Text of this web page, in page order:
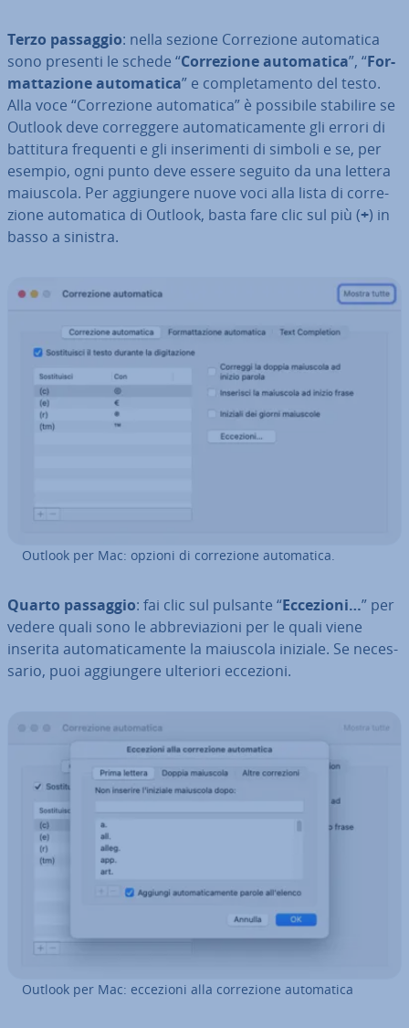
Terzo passaggio: nella sezione Cor­re­zio­ne au­to­ma­ti­ca
sono presenti le schede “Cor­re­zio­ne au­to­ma­ti­ca”, “For­
mat­ta­zio­ne au­to­ma­ti­ca” e com­ple­ta­men­to del testo.
Alla voce “Cor­re­zio­ne au­to­ma­ti­ca” è possibile stabilire se
Outlook deve cor­reg­ge­re au­to­ma­ti­ca­men­te gli errori di
battitura frequenti e gli in­se­ri­men­ti di simboli e se, per
esempio, ogni punto deve essere seguito da una lettera
maiuscola. Per ag­giun­ge­re nuove voci alla lista di cor­re­
zio­ne au­to­ma­ti­ca di Outlook, basta fare clic sul più (+) in
basso a sinistra.
Outlook per Mac: opzioni di cor­re­zio­ne au­to­ma­ti­ca.
Quarto passaggio: fai clic sul pulsante “Eccezioni…” per
vedere quali sono le ab­bre­via­zio­ni per le quali viene
inserita au­to­ma­ti­ca­men­te la maiuscola iniziale. Se ne­ces­
sa­rio, puoi ag­giun­ge­re ulteriori eccezioni.
Outlook per Mac: eccezioni alla cor­re­zio­ne au­to­ma­ti­ca